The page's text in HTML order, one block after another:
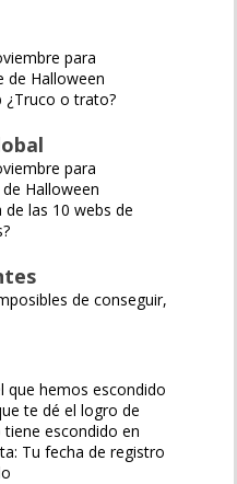
para
de Halloween
¿Truco o trato?
para
Halloween
las 10 webs de
de conseguir,
que hemos escondido
te dé el logro de
escondido en
Tu fecha de registro